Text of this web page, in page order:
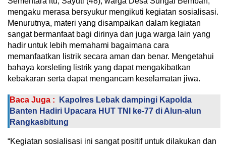
mengaku merasa bersyukur mengikuti kegiatan sosialisasi.
Menurutnya, materi yang disampaikan dalam kegiatan
sangat bermanfaat bagi dirinya dan juga warga lain yang
hadir untuk lebih memahami bagaimana cara
memanfaatkan listrik secara aman dan benar. Mengetahui
bahaya korsleting listrik yang dapat mengakibatkan
kebakaran serta dapat mengancam keselamatan jiwa.
Baca Juga :
Kapolres Lebak dampingi Kapolda
Banten Hadiri Upacara HUT TNI ke-77 di Alun-alun
Rangkasbitung
“Kegiatan sosialisasi ini sangat positif untuk dilakukan dan